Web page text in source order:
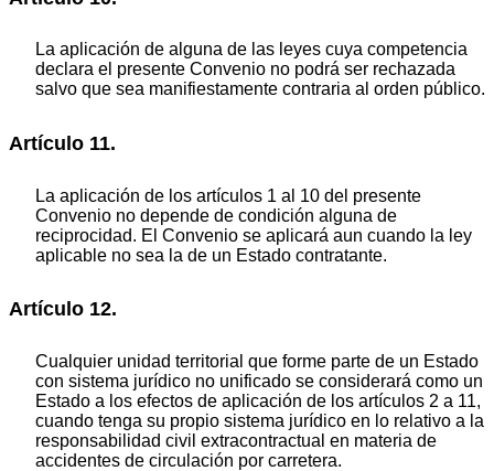
La aplicación de alguna de las leyes cuya competencia
declara el presente Convenio no podrá ser rechazada
salvo que sea manifiestamente contraria al orden público.
Artículo 11.
La aplicación de los artículos 1 al 10 del presente
Convenio no depende de condición alguna de
reciprocidad. El Convenio se aplicará aun cuando la ley
aplicable no sea la de un Estado contratante.
Artículo 12.
Cualquier unidad territorial que forme parte de un Estado
con sistema jurídico no unificado se considerará como un
Estado a los efectos de aplicación de los artículos 2 a 11,
cuando tenga su propio sistema jurídico en lo relativo a la
responsabilidad civil extracontractual en materia de
accidentes de circulación por carretera.